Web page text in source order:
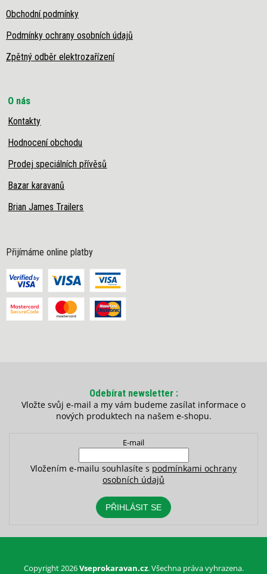
Obchodní podmínky
Podmínky ochrany osobních údajů
Zpětný odběr elektrozařízení
O nás
Kontakty
Hodnocení obchodu
Prodej speciálních přívěsů
Bazar karavanů
Brian James Trailers
Přijímáme online platby
Odebírat newsletter
Vložte svůj e-mail a my vám budeme zasílat informace o
nových produktech na našem e-shopu.
E-mail
Vložením e-mailu souhlasíte s podmínkami ochrany
osobních údajů
PŘIHLÁSIT SE
Copyright 2026Vseprokaravan.cz. Všechna práva vyhrazena.